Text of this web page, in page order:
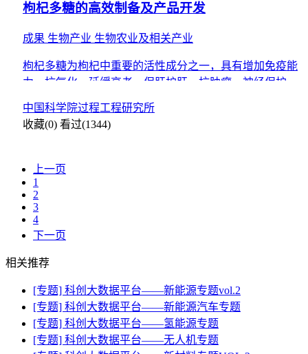
枸杞多糖的高效制备及产品开发
成果 生物产业 生物农业及相关产业
枸杞多糖为枸杞中重要的活性成分之一，具有增加免疫能
力、抗氧化、延缓衰老、保肝护肝、抗肿瘤、神经保护、
中国科学院过程工程研究所
收藏(0) 看过(1344)
上一页
1
2
3
4
下一页
相关推荐
[专题] 科创大数据平台——新能源专题vol.2
[专题] 科创大数据平台——新能源汽车专题
[专题] 科创大数据平台——氢能源专题
[专题] 科创大数据平台——无人机专题